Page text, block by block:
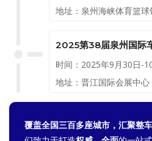
地址：泉州海峡体育篮球
2025第38届泉州国际
时间：2025年9月30日-
地址：晋江国际会展中心
覆盖全国三百多座城市，汇聚整